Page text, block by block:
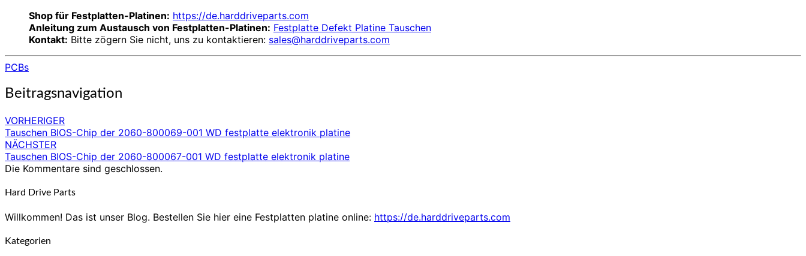
Share
Shop für Festplatten-Platinen: https://de.harddriveparts.com
Anleitung zum Austausch von Festplatten-Platinen: Festplatte Defekt Platine Tauschen
Kontakt: Bitte zögern Sie nicht, uns zu kontaktieren: sales@harddriveparts.com
PCBs
Beitragsnavigation
VORHERIGER
Tauschen BIOS-Chip der 2060-800069-001 WD festplatte elektronik platine
NÄCHSTER
Tauschen BIOS-Chip der 2060-800067-001 WD festplatte elektronik platine
Die Kommentare sind geschlossen.
Hard Drive Parts
Willkommen! Das ist unser Blog. Bestellen Sie hier eine Festplatten platine online: https://de.harddriveparts.com
Kategorien